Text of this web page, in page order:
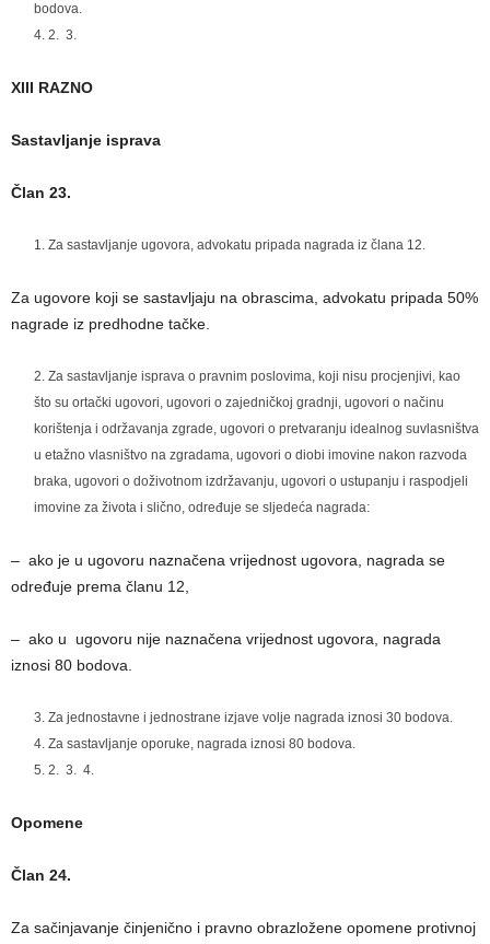
bodova.
2. 3.
XIII RAZNO
Sastavljanje isprava
Član 23.
Za sastavljanje ugovora, advokatu pripada nagrada iz člana 12.
Za ugovore koji se sastavljaju na obrascima, advokatu pripada 50%
nagrade iz predhodne tačke.
Za sastavljanje isprava o pravnim poslovima, koji nisu procjenjivi, kao
što su ortački ugovori, ugovori o zajedničkoj gradnji, ugovori o načinu
korištenja i održavanja zgrade, ugovori o pretvaranju idealnog suvlasništva
u etažno vlasništvo na zgradama, ugovori o diobi imovine nakon razvoda
braka, ugovori o doživotnom izdržavanju, ugovori o ustupanju i raspodjeli
imovine za života i slično, određuje se sljedeća nagrada:
– ako je u ugovoru naznačena vrijednost ugovora, nagrada se
određuje prema članu 12,
– ako u ugovoru nije naznačena vrijednost ugovora, nagrada
iznosi 80 bodova.
Za jednostavne i jednostrane izjave volje nagrada iznosi 30 bodova.
Za sastavljanje oporuke, nagrada iznosi 80 bodova.
2. 3. 4.
Opomene
Član 24.
Za sačinjavanje činjenično i pravno obrazložene opomene protivnoj